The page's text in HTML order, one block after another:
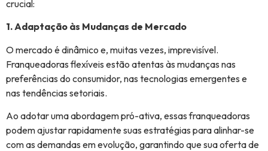
crucial:
1. Adaptação às Mudanças de Mercado
O mercado é dinâmico e, muitas vezes, imprevisível.
Franqueadoras flexíveis estão atentas às mudanças nas
preferências do consumidor, nas tecnologias emergentes e
nas tendências setoriais.
Ao adotar uma abordagem pró-ativa, essas franqueadoras
podem ajustar rapidamente suas estratégias para alinhar-se
com as demandas em evolução, garantindo que sua oferta de